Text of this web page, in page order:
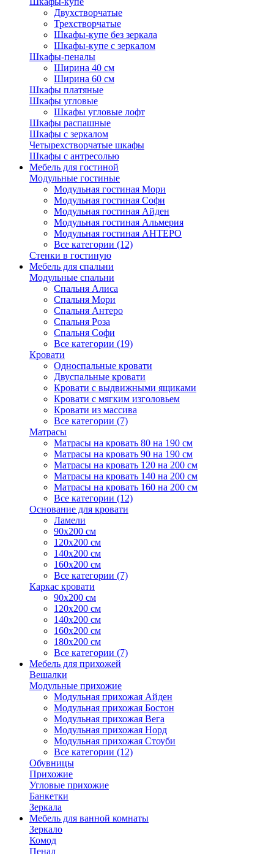
Двухстворчатые
Трехстворчатые
Шкафы-купе без зеркала
Шкафы-купе с зеркалом
Шкафы-пеналы
Ширина 40 см
Ширина 60 см
Шкафы платяные
Шкафы угловые
Шкафы угловые лофт
Шкафы распашные
Шкафы с зеркалом
Четырехстворчатые шкафы
Шкафы с антресолью
Мебель для гостиной
Модульные гостиные
Модульная гостиная Мори
Модульная гостиная Софи
Модульная гостиная Айден
Модульная гостиная Альмерия
Модульная гостиная АНТЕРО
Все категории (12)
Стенки в гостиную
Мебель для спальни
Модульные спальни
Спальня Алиса
Спальня Мори
Спальня Антеро
Спальня Роза
Спальня Софи
Все категории (19)
Кровати
Односпальные кровати
Двуспальные кровати
Кровати с выдвижными ящиками
Кровати с мягким изголовьем
Кровати из массива
Все категории (7)
Матрасы
Матрасы на кровать 80 на 190 см
Матрасы на кровать 90 на 190 см
Матрасы на кровать 120 на 200 см
Матрасы на кровать 140 на 200 см
Матрасы на кровать 160 на 200 см
Все категории (12)
Основание для кровати
Ламели
90х200 см
120х200 см
140х200 см
160х200 см
Все категории (7)
Каркас кровати
90х200 см
120х200 см
140х200 см
160х200 см
180х200 см
Все категории (7)
Мебель для прихожей
Вешалки
Модульные прихожие
Модульная прихожая Айден
Модульная прихожая Бостон
Модульная прихожая Вега
Модульная прихожая Норд
Модульная прихожая Стоуби
Все категории (12)
Обувницы
Прихожие
Угловые прихожие
Банкетки
Зеркала
Мебель для ванной комнаты
Зеркало
Комод
Пенал